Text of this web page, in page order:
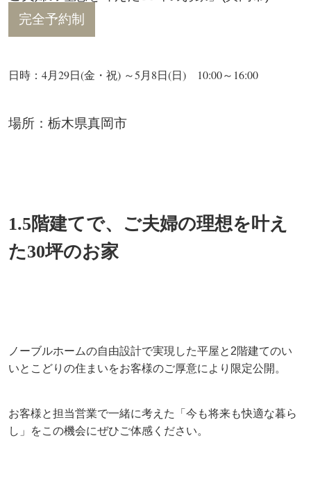
完全予約制
日時：4月29日(金・祝) ～5月8日(日) 10:00～16:00
場所：栃木県真岡市
1.5階建てで、ご夫婦の理想を叶え
た30坪のお家
ノーブルホームの自由設計で実現した平屋と2階建てのい
いとこどりの住まいをお客様のご厚意により限定公開。
お客様と担当営業で一緒に考えた「今も将来も快適な暮ら
し」をこの機会にぜひご体感ください。